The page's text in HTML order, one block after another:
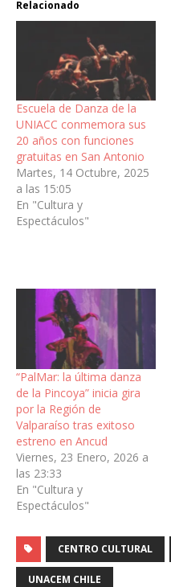
Relacionado
Escuela de Danza de la
UNIACC conmemora sus
20 años con funciones
gratuitas en San Antonio
Martes, 14 Octubre, 2025
a las 15:05
En "Cultura y
Espectáculos"
“PalMar: la última danza
de la Pincoya” inicia gira
por la Región de
Valparaíso tras exitoso
estreno en Ancud
Viernes, 23 Enero, 2026 a
las 23:33
En "Cultura y
Espectáculos"
CENTRO CULTURAL
UNACEM CHILE